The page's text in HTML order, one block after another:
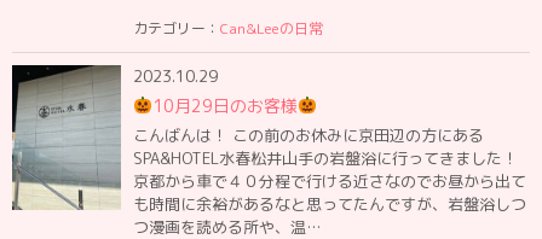
カテゴリー： Can&Leeの日常
2023.10.29
10月29日のお客様
こんばんは！ この前のお休みに京田辺の方にある
SPA&HOTEL水春松井山手の岩盤浴に行ってきました！
京都から車で４０分程で行ける近さなのでお昼から出て
も時間に余裕があるなと思ってたんですが、岩盤浴しつ
つ漫画を読める所や、温…